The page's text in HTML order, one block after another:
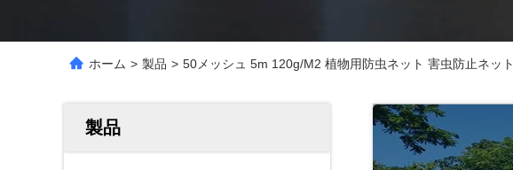
ホーム > 製品 > 50メッシュ 5m 120g/M2 植物用防虫ネット 害虫防止ネット
製品